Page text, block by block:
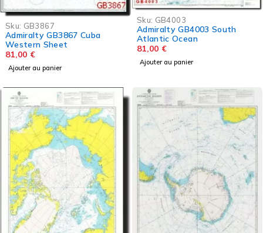
Sku: GB3867
Admiralty GB3867 Cuba
Western Sheet
81,00 €
Ajouter au panier
Sku: GB4003
Admiralty GB4003 South
Atlantic Ocean
81,00 €
Ajouter au panier